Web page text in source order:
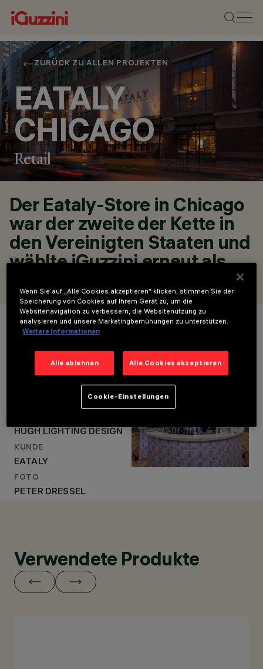
ZURÜCK ZU ALLEN PROJEKTEN
EATALY
CHICAGO
Retail
STANDORT
CHICAGO, USA, U.S.A
2014
LICHTDESIGN
HUGH LIGHTING
DESIGN
Der Eataly-Store in Chicago
war der zweite der Kette in
den Vereinigten Staaten und
wählte iGuzzini erneut als
Projektdetails
LOCATION
CHICAGO, USA, U.S.A
HUGH LIGHTING DESIGN
KUNDE
EATALY
FOTO
PETER DRESSEL
Verwendete Produkte
Wenn Sie auf „Alle Cookies akzeptieren“ klicken, stimmen Sie der
Speicherung von Cookies auf Ihrem Gerät zu, um die
Websitenavigation zu verbessern, die Websitenutzung zu
analysieren und unsere Marketingbemühungen zu unterstützen.
Weitere Informationen
Alle ablehnen Alle Cookies akzeptieren
Cookie-Einstellungen